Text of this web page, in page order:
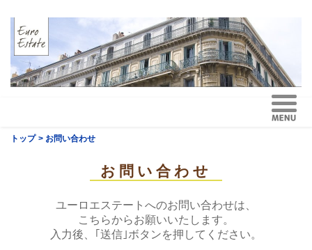
トップ > お問い合わせ
お問い合わせ
ユーロエステートへのお問い合わせは、
こちらからお願いいたします。
入力後、｢送信｣ボタンを押してください。